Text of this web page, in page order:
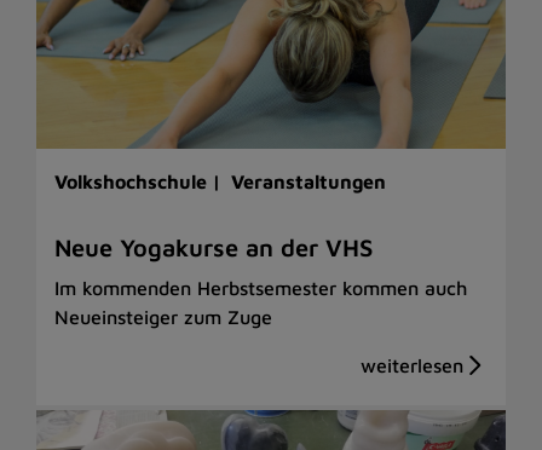
Volkshochschule | Veranstaltungen
Neue Yogakurse an der VHS
Im kommenden Herbstsemester kommen auch
Neueinsteiger zum Zuge